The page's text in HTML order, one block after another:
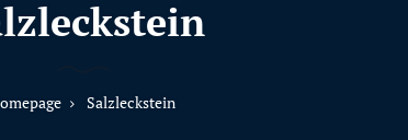
Salzleckstein